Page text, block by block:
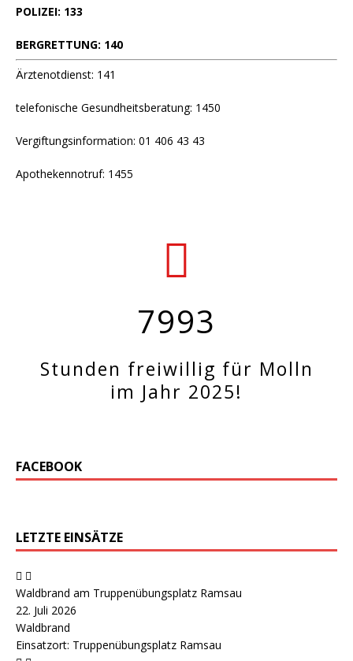
POLIZEI: 133
BERGRETTUNG: 140
Ärztenotdienst: 141
telefonische Gesundheitsberatung: 1450
Vergiftungsinformation: 01 406 43 43
Apothekennotruf: 1455
7993
Stunden freiwillig für Molln
im Jahr 2025!
FACEBOOK
LETZTE EINSÄTZE
Waldbrand am Truppenübungsplatz Ramsau
22. Juli 2026
Waldbrand
Einsatzort: Truppenübungsplatz Ramsau